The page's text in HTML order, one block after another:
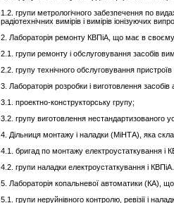
1.2. групи метрологічного забезпечення по
радіотехнічних вимірів і вимірів іонізуючих
2. Лабораторія ремонту КВПіА, що має в своєму
2.1. групи ремонту і обслуговування засобів
2.2. групу технічного обслуговування пристроїв
3. Лабораторія розробки і виготовлення
3.1. проектно-конструкторську групу;
3.2. групу виготовлення нестандартизованого
4. Дільниця монтажу і наладки (МіНТА), яка
4.1. бригад по монтажу електроустаткування і
4.2. групи наладки електроустаткування і КВПіА.
5. Лабораторія копальневої автоматики (КА),
5.1. групи неруйнівного контролю, ревізії і